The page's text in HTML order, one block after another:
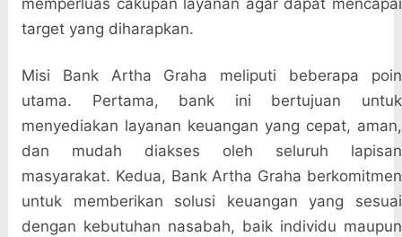
memperluas cakupan layanan agar dapat mencapai
target yang diharapkan.
Misi Bank Artha Graha meliputi beberapa poin
utama. Pertama, bank ini bertujuan untuk
menyediakan layanan keuangan yang cepat, aman,
dan mudah diakses oleh seluruh lapisan
masyarakat. Kedua, Bank Artha Graha berkomitmen
untuk memberikan solusi keuangan yang sesuai
dengan kebutuhan nasabah, baik individu maupun